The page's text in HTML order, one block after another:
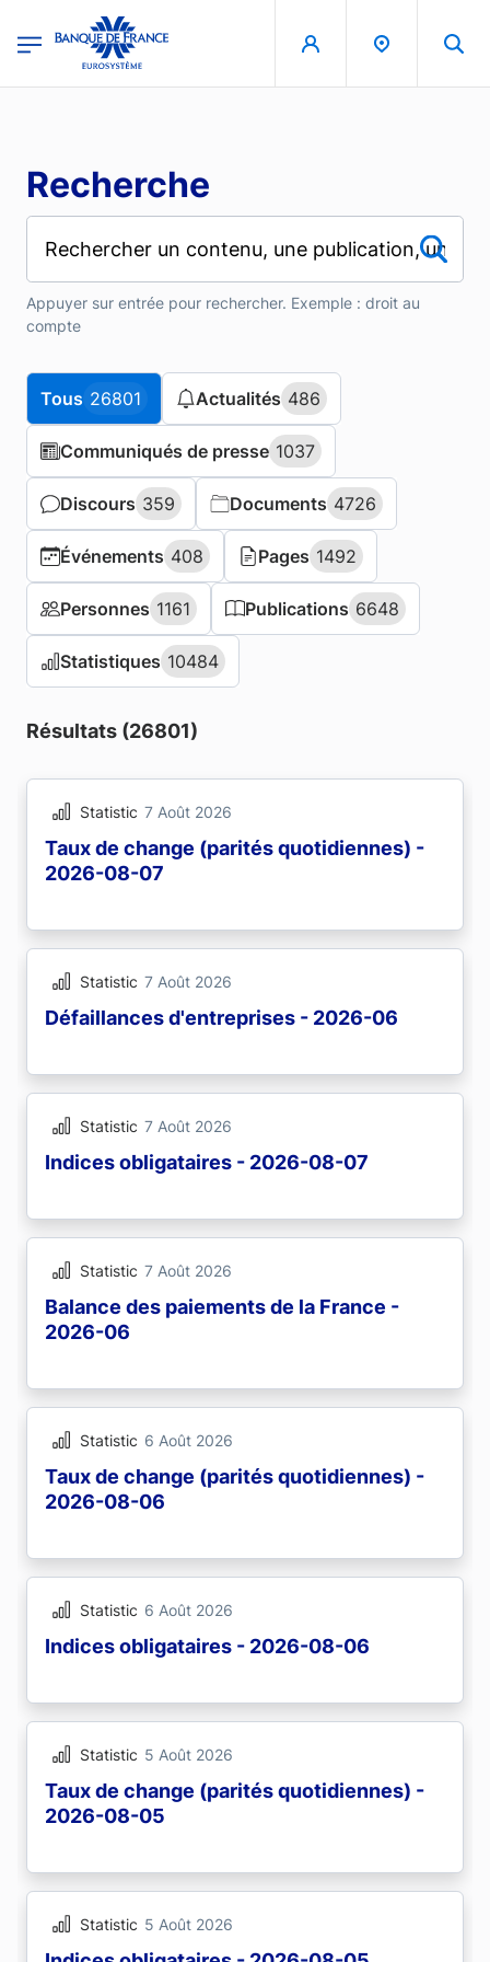
Recherche
Appuyer sur entrée pour rechercher. Exemple : droit au
compte
Tous 26801
Tous 26801 Actualités 486
Actualités 486
Communiqués de presse 1037
Communiqués de presse 1037
Discours 359
Discours 359 Documents 4726
Documents 4726
Événements 408
Événements 408 Pages 1492
Pages 1492
Personnes 1161
Personnes 1161 Publications 6648
Publications 6648
Statistiques 10484
Statistiques 10484
Résultats (26801)
Statistic 7 Août 2026
Taux de change (parités quotidiennes) -
2026-08-07
Statistic 7 Août 2026
Défaillances d'entreprises - 2026-06
Statistic 7 Août 2026
Indices obligataires - 2026-08-07
Statistic 7 Août 2026
Balance des paiements de la France -
2026-06
Statistic 6 Août 2026
Taux de change (parités quotidiennes) -
2026-08-06
Statistic 6 Août 2026
Indices obligataires - 2026-08-06
Statistic 5 Août 2026
Taux de change (parités quotidiennes) -
2026-08-05
Statistic 5 Août 2026